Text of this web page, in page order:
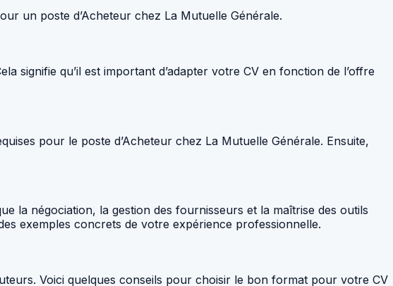
un poste d’Acheteur chez La Mutuelle Générale.
signifie qu’il est important d’adapter votre CV en fonction de l’offre
pour le poste d’Acheteur chez La Mutuelle Générale. Ensuite,
la négociation, la gestion des fournisseurs et la maîtrise des outils
exemples concrets de votre expérience professionnelle.
Voici quelques conseils pour choisir le bon format pour votre CV